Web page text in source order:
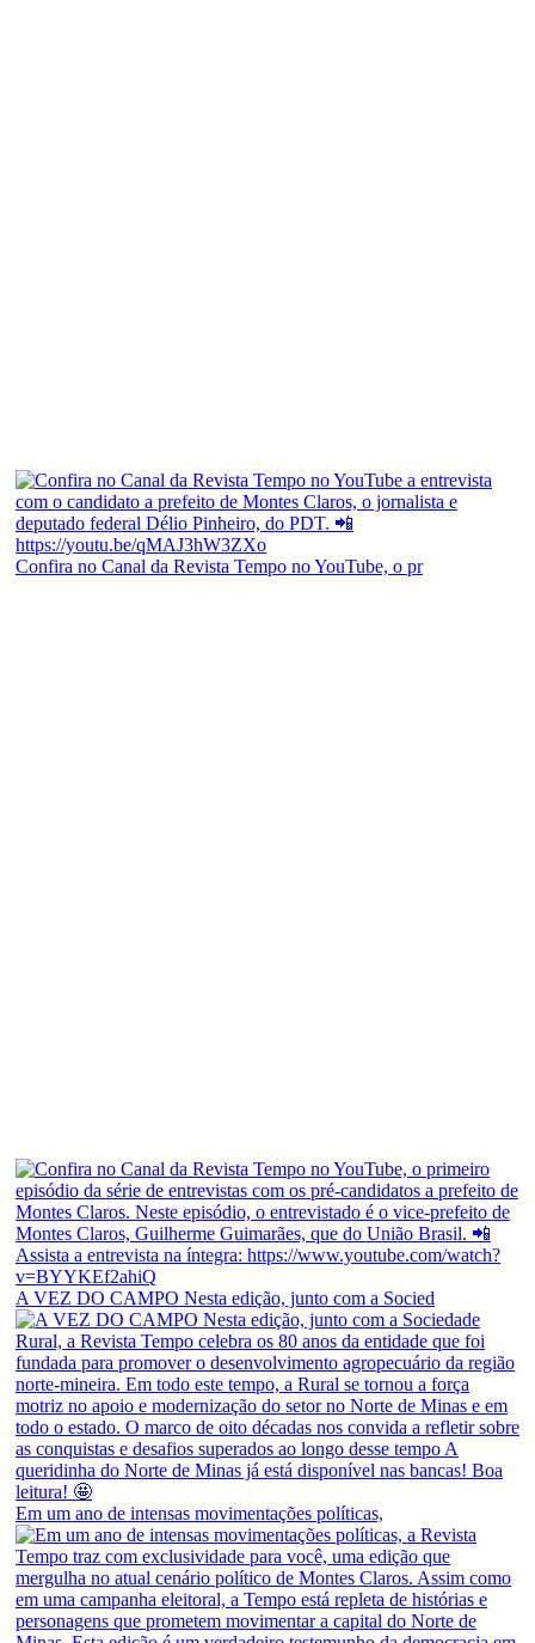
Confira no Canal da Revista Tempo no YouTube, o pr
A VEZ DO CAMPO Nesta edição, junto com a Socied
Em um ano de intensas movimentações políticas,